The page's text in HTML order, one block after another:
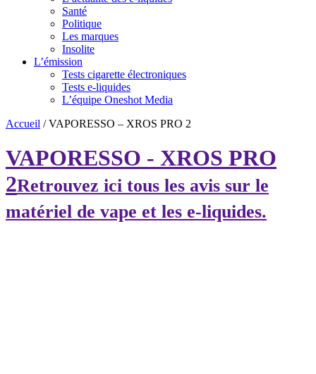
Santé
Politique
Les marques
Insolite
L’émission
Tests cigarette électroniques
Tests e-liquides
L’équipe Oneshot Media
Accueil /VAPORESSO – XROS PRO 2
VAPORESSO - XROS PRO
2Retrouvez ici tous les avis sur le
matériel de vape et les e-liquides.